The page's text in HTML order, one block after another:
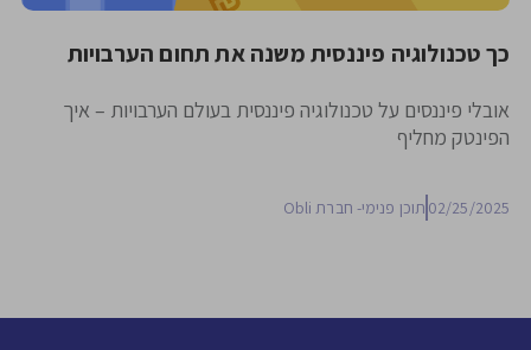
כך טכנולוגיה פיננסית משנה את תחום הערבויות
אובלי פיננסים על טכנולוגיה פיננסית בעולם הערבויות – איך
הפינטק מחליף
02/25/2025 תוכן פנימי- חברת Obli